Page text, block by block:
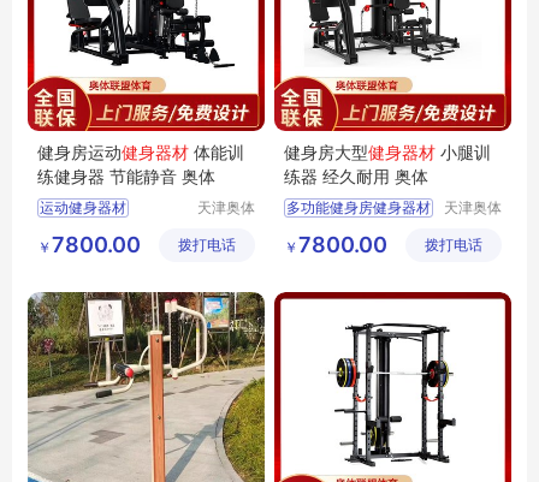
健身房运动健身器材 体能训
练健身器 节能静音 奥体
运动健身器材
商用健身器材
智能室内健身器材
天津奥体
用品有限
￥ 7800.00 拨打电话
健身房大型健身器材 小腿训
练器 经久耐用 奥体
多功能健身房健身器材
健身房运动健身器材
家庭式健身器材
天津奥体
用品有限
￥ 7800.00 拨打电话